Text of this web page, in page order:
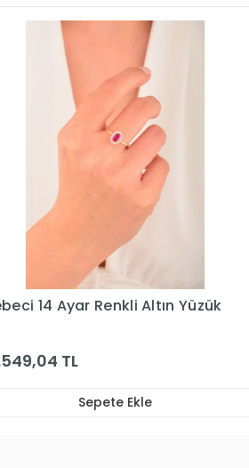
14 Ayar Yeşil Taşlı Çiçek
TL
Sepete Ekle